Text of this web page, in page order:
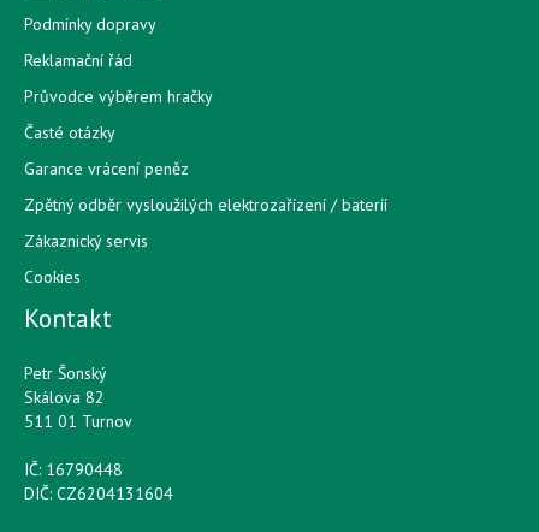
Podmínky dopravy
Reklamační řád
Průvodce výběrem hračky
Časté otázky
Garance vrácení peněz
Zpětný odběr vysloužilých elektrozařízení / bateríí
Zákaznický servis
Cookies
Kontakt
Petr Šonský
Skálova 82
511 01 Turnov
IČ: 16790448
DIČ: CZ6204131604